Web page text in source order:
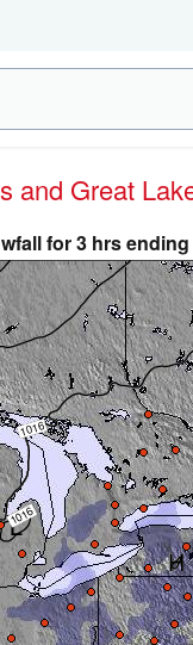
and Great
for 3 hrs